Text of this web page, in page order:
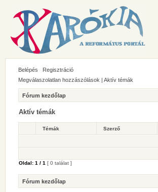
Belépés Regisztráció
Megválaszolatlan hozzászólások | Aktív témák
Fórum kezdőlap
Aktív témák
Témák Szerző
Oldal: 1 / 1 [ 0 találat ]
Fórum kezdőlap